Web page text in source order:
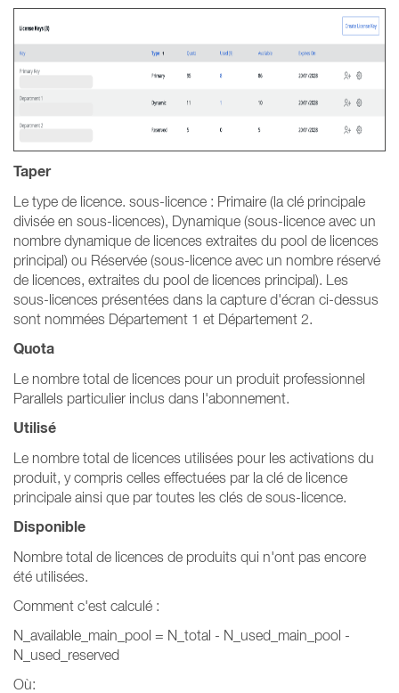
Taper
Le type de licence. sous-licence : Primaire (la clé principale
divisée en sous-licences), Dynamique (sous-licence avec un
nombre dynamique de licences extraites du pool de licences
principal) ou Réservée (sous-licence avec un nombre réservé
de licences, extraites du pool de licences principal). Les
sous-licences présentées dans la capture d'écran ci-dessus
sont nommées Département 1 et Département 2.
Quota
Le nombre total de licences pour un produit professionnel
Parallels particulier inclus dans l'abonnement.
Utilisé
Le nombre total de licences utilisées pour les activations du
produit, y compris celles effectuées par la clé de licence
principale ainsi que par toutes les clés de sous-licence.
Disponible
Nombre total de licences de produits qui n'ont pas encore
été utilisées.
Comment c'est calculé :
N_available_main_pool = N_total - N_used_main_pool -
N_used_reserved
Où: